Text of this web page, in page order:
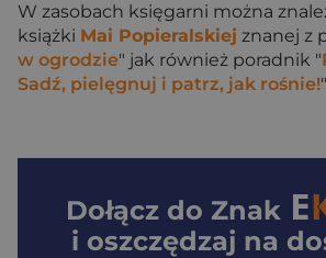
W zasobach księgarni można
książki Mai Popieralskiej znanej z
w ogrodzie" jak również poradnik "
Sadź, pielęgnuj i patrz, jak rośnie!"
Dołącz do Znak
i oszczędzaj na